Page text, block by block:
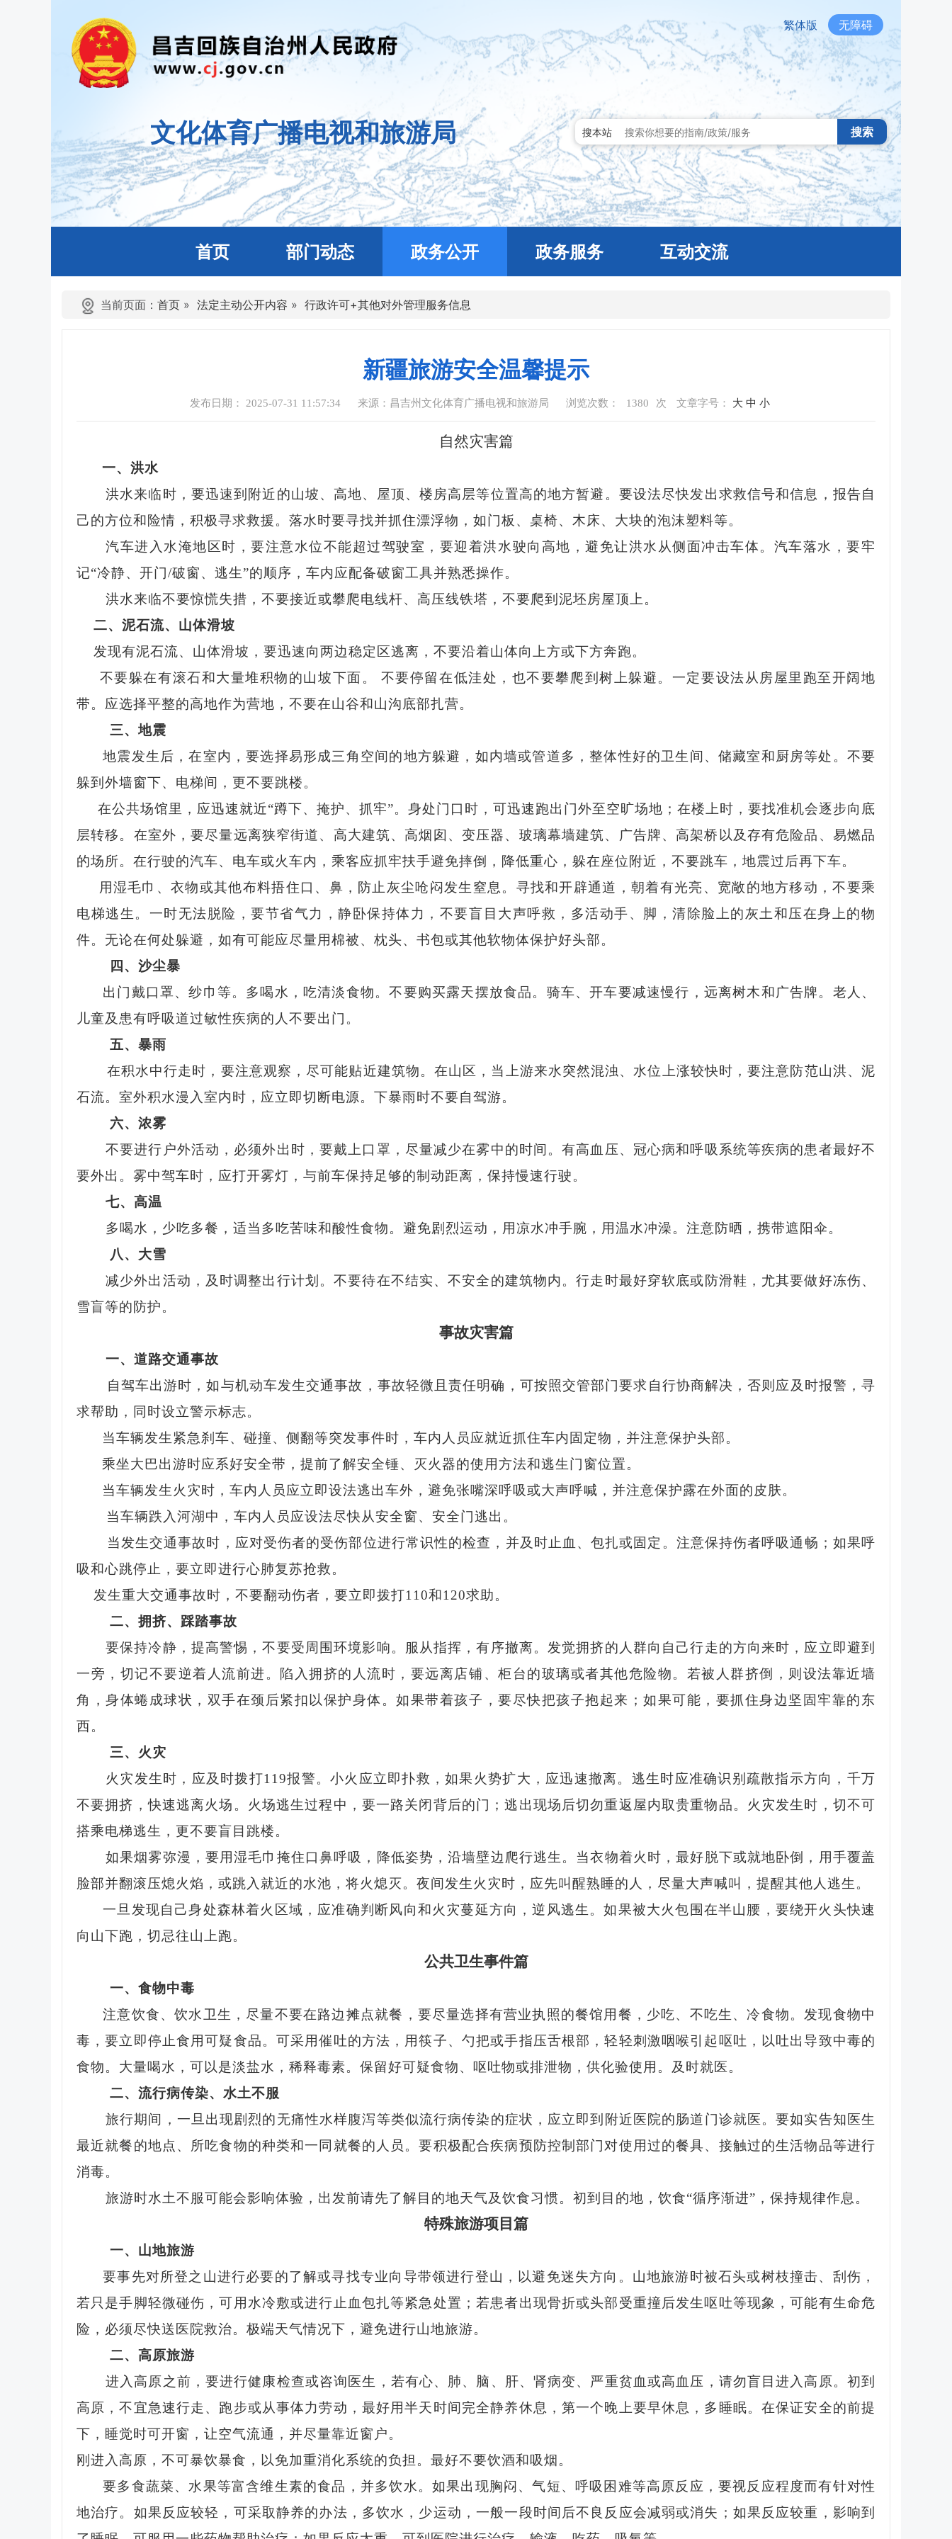
繁体版 无障碍
文化体育广播电视和旅游局 搜本站 搜索
首页 部门动态 政务公开 政务服务 互动交流
当前页面： 首页 » 法定主动公开内容 » 行政许可+其他对外管理服务信息
新疆旅游安全温馨提示
发布日期： 2025-07-31 11:57:34 来源：昌吉州文化体育广播电视和旅游局 浏览次数： 1380 次 文章字号： 大 中 小
自然灾害篇
一、洪水
洪水来临时，要迅速到附近的山坡、高地、屋顶、楼房高层等位置高的地方暂避。要设法尽快发出求救信号和信息，报告自
己的方位和险情，积极寻求救援。落水时要寻找并抓住漂浮物，如门板、桌椅、木床、大块的泡沫塑料等。
汽车进入水淹地区时，要注意水位不能超过驾驶室，要迎着洪水驶向高地，避免让洪水从侧面冲击车体。汽车落水，要牢
记“冷静、开门/破窗、逃生”的顺序，车内应配备破窗工具并熟悉操作。
洪水来临不要惊慌失措，不要接近或攀爬电线杆、高压线铁塔，不要爬到泥坯房屋顶上。
二、泥石流、山体滑坡
发现有泥石流、山体滑坡，要迅速向两边稳定区逃离，不要沿着山体向上方或下方奔跑。
不要躲在有滚石和大量堆积物的山坡下面。
不要停留在低洼处，也不要攀爬到树上躲避。一定要设法从房屋里跑至开阔地
带。应选择平整的高地作为营地，不要在山谷和山沟底部扎营。
三、地震
地震发生后，在室内，要选择易形成三角空间的地方躲避，如内墙或管道多，整体性好的卫生间、储藏室和厨房等处。不要
躲到外墙窗下、电梯间，更不要跳楼。
在公共场馆里，应迅速就近“蹲下、掩护、抓牢”。身处门口时，可迅速跑出门外至空旷场地；在楼上时，要找准机会逐步向底
层转移。在室外，要尽量远离狭窄街道、高大建筑、高烟囱、变压器、玻璃幕墙建筑、广告牌、高架桥以及存有危险品、易燃品
的场所。在行驶的汽车、电车或火车内，乘客应抓牢扶手避免摔倒，降低重心，躲在座位附近，不要跳车，地震过后再下车。
用湿毛巾、衣物或其他布料捂住口、鼻，防止灰尘呛闷发生窒息。寻找和开辟通道，朝着有光亮、宽敞的地方移动，不要乘
电梯逃生。一时无法脱险，要节省气力，静卧保持体力，不要盲目大声呼救，多活动手、脚，清除脸上的灰土和压在身上的物
件。无论在何处躲避，如有可能应尽量用棉被、枕头、书包或其他软物体保护好头部。
四、沙尘暴
出门戴口罩、纱巾等。多喝水，吃清淡食物。不要购买露天摆放食品。骑车、开车要减速慢行，远离树木和广告牌。老人、
儿童及患有呼吸道过敏性疾病的人不要出门 。
五、暴雨
在积水中行走时，要注意观察，尽可能贴近建筑物。在山区，当上游来水突然混浊、水位上涨较快时，要注意防范山洪、泥
石流。室外积水漫入室内时，应立即切断电源。下暴雨时不要自驾游。
六、 浓雾
不要进行户外活动，必须外出时，要戴上口罩，尽量减少在雾中的时间。有高血压、冠心病和呼吸系统等疾病的患者最好不
要外出。雾中驾车时，应打开雾灯，与前车保持足够的制动距离，保持慢速行驶。
七、高温
多喝水，少吃多餐，适当多吃苦味和酸性食物。避免剧烈运动，用凉水冲手腕，用温水冲澡。注意防晒，携带遮阳伞。
八、大雪
减少外出活动，及时调整出行计划。不要待在不结实、不安全的建筑物内。行走时最好穿软底或防滑鞋，尤其要做好冻伤、
雪盲等的防护。
事故灾害篇
一、道路交通事故
自驾车出游时，如与机动车发生交通事故，事故轻微且责任明确，可按照交管部门要求自行协商解决，否则应及时报警，寻
求帮助，同时设立警示标志。
当车辆发生紧急刹车、碰撞、侧翻等突发事件时，车内人员应就近抓住车内固定物，并注意保护头部。
乘坐大巴出游时应系好安全带，提前了解安全锤、灭火器的使用方法和逃生门窗位置。
当车辆发生火灾时，车内人员应立即设法逃出车外，避免张嘴深呼吸或大声呼喊，并注意保护露在外面的皮肤。
当车辆跌入河湖中，车内人员应设法尽快从安全窗、安全门逃出。
当发生交通事故时，应对受伤者的受伤部位进行常识性的检查，并及时止血、包扎或固定。注意保持伤者呼吸通畅；如果呼
吸和心跳停止，要立即进行心肺复苏抢救。
发生重大交通事故时，不要翻动伤者，要立即拨打110和120求助。
二、拥挤、踩踏事故
要保持冷静，提高警惕，不要受周围环境影响。服从指挥，有序撤离。发觉拥挤的人群向自己行走的方向来时，应立即避到
一旁，切记不要逆着人流前进。陷入拥挤的人流时，要远离店铺、柜台的玻璃或者其他危险物。若被人群挤倒，则设法靠近墙
角，身体蜷成球状，双手在颈后紧扣以保护身体。如果带着孩子，要尽快把孩子抱起来；如果可能，要抓住身边坚固牢靠的东
西。
三、火灾
火灾发生时，应及时拨打119报警。小火应立即扑救，如果火势扩大，应迅速撤离。逃生时应准确识别疏散指示方向，千万
不要拥挤，快速逃离火场。火场逃生过程中，要一路关闭背后的门；逃出现场后切勿重返屋内取贵重物品。火灾发生时，切不可
搭乘电梯逃生，更不要盲目跳楼。
如果烟雾弥漫，要用湿毛巾掩住口鼻呼吸，降低姿势，沿墙壁边爬行逃生。当衣物着火时，最好脱下或就地卧倒，用手覆盖
脸部并翻滚压熄火焰，或跳入就近的水池，将火熄灭。夜间发生火灾时，应先叫醒熟睡的人，尽量大声喊叫，提醒其他人逃生。
一旦发现自己身处森林着火区域，应准确判断风向和火灾蔓延方向，逆风逃生。如果被大火包围在半山腰，要绕开火头快速
向山下跑，切忌往山上跑。
公共卫生事件篇
一、食物中毒
注意饮食、饮水卫生，尽量不要在路边摊点就餐，要尽量选择有营业执照的餐馆用餐，少吃、不吃生、冷食物。发现食物中
毒，要立即停止食用可疑食品。可采用催吐的方法，用筷子、勺把或手指压舌根部，轻轻刺激咽喉引起呕吐，以吐出导致中毒的
食物。大量喝水，可以是淡盐水，稀释毒素。保留好可疑食物、呕吐物或排泄物，供化验使用。及时就医。
二、流行病传染、水土不服
旅行期间，一旦出现剧烈的无痛性水样腹泻等类似流行病传染的症状，应立即到附近医院的肠道门诊就医。要如实告知医生
最近就餐的地点、所吃食物的种类和一同就餐的人员。要积极配合疾病预防控制部门对使用过的餐具、接触过的生活物品等进行
消毒。
旅游时水土不服可能会影响体验，出发前请先了解目的地天气及饮食习惯。初到目的地，饮食“循序渐进”，保持规律作息。
特殊旅游项目篇
一、山地旅游
要事先对所登之山进行必要的了解或寻找专业向导带领进行登山，以避免迷失方向。山地旅游时被石头或树枝撞击、刮伤，
若只是手脚轻微碰伤，可用水冷敷或进行止血包扎等紧急处置；若患者出现骨折或头部受重撞后发生呕吐等现象，可能有生命危
险，必须尽快送医院救治。极端天气情况下，避免进行山地旅游。
二、 高原旅游
进入高原之前，要进行健康检查或咨询医生，若有心、肺、脑、肝、肾病变、严重贫血或高血压，请勿盲目进入高原。初到
高原，不宜急速行走、跑步或从事体力劳动，最好用半天时间完全静养休息，第一个晚上要早休息，多睡眠。在保证安全的前提
下，睡觉时可开窗，让空气流通，并尽量靠近窗户。
刚进入高原，不可暴饮暴食，以免加重消化系统的负担。最好不要饮酒和吸烟。
要多食蔬菜、水果等富含维生素的食品，并多饮水。如果出现胸闷、气短、呼吸困难等高原反应，要视反应程度而有针对性
地治疗。如果反应较轻，可采取静养的办法，多饮水，少运动，一般一段时间后不良反应会减弱或消失；如果反应较重，影响到